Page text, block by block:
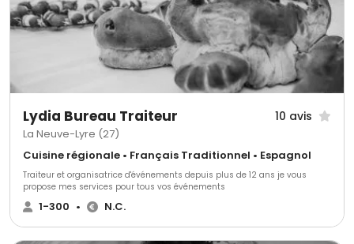
Lydia Bureau Traiteur 10 avis
La Neuve-Lyre (27)
Cuisine régionale • Français Traditionnel • Espagnol
Traiteur et organisatrice d'événements depuis plus de 12 ans je vous
propose mes services pour tous vos événements
1-300 • N.C.